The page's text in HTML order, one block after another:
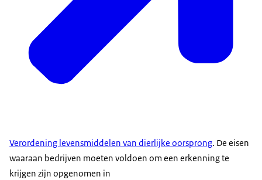
Verordening levensmiddelen van dierlijke oorsprong. De eisen
waaraan bedrijven moeten voldoen om een erkenning te
krijgen zijn opgenomen in